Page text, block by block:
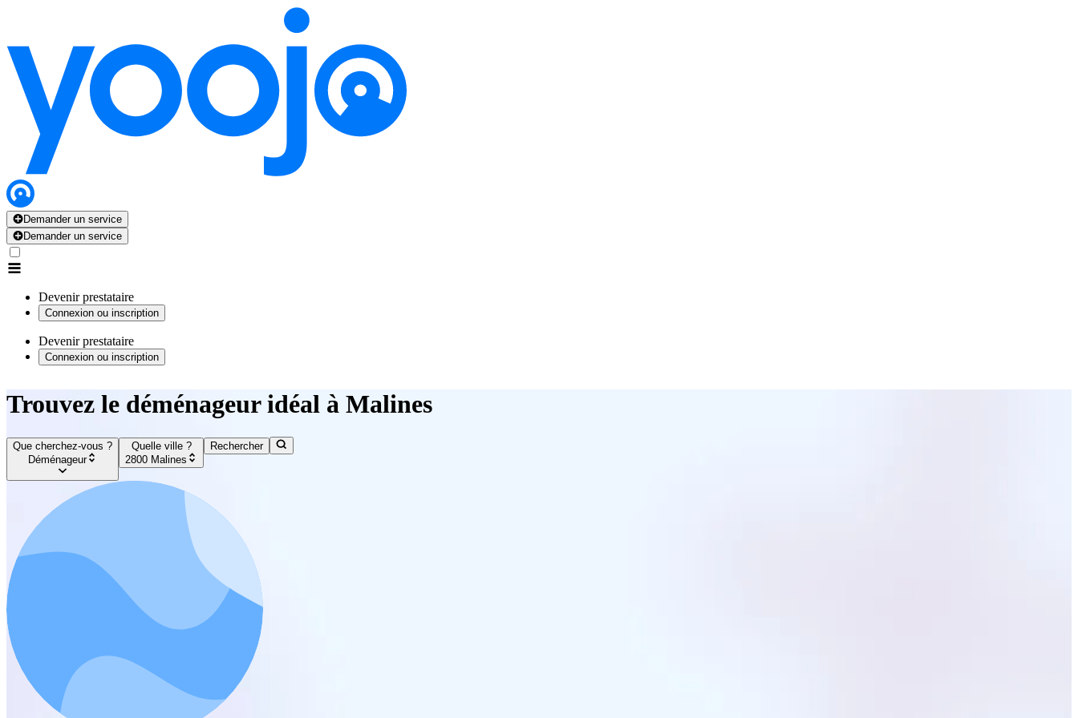
Demander un service
Demander un service
Devenir prestataire
Connexion ou inscription
Devenir prestataire
Connexion ou inscription
Trouvez le déménageur idéal à Malines
Que cherchez-vous ?
Déménageur
Quelle ville ?
2800 Malines
Rechercher